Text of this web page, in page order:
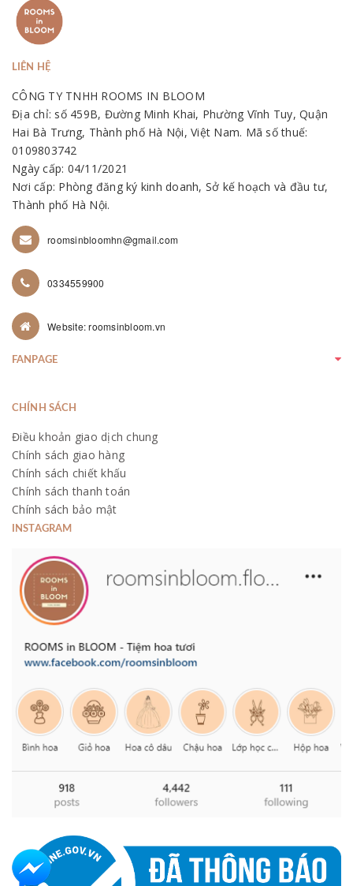
LIÊN HỆ
CÔNG TY TNHH ROOMS IN BLOOM
Địa chỉ: số 459B, Đường Minh Khai, Phường Vĩnh Tuy, Quận
Hai Bà Trưng, Thành phố Hà Nội, Việt Nam. Mã số thuế:
0109803742
Ngày cấp: 04/11/2021
Nơi cấp: Phòng đăng ký kinh doanh, Sở kế hoạch và đầu tư,
Thành phố Hà Nội.
roomsinbloomhn@gmail.com
0334559900
Website: roomsinbloom.vn
FANPAGE
CHÍNH SÁCH
Điều khoản giao dịch chung
Chính sách giao hàng
Chính sách chiết khấu
Chính sách thanh toán
Chính sách bảo mật
INSTAGRAM